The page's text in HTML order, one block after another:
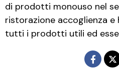
di prodotti monouso nel
ristorazione accoglienza
tutti i prodotti utili ed